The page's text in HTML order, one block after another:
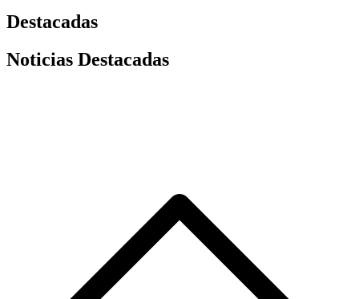
Destacadas
Noticias Destacadas